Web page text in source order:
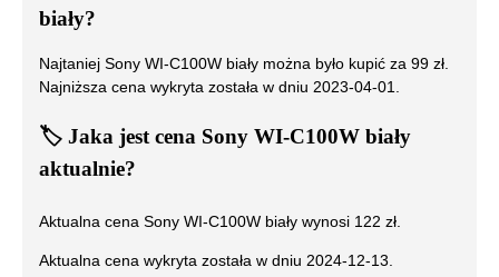
biały?
Najtaniej Sony WI-C100W biały można było kupić za 99 zł.
Najniższa cena wykryta została w dniu 2023-04-01
🏷️ Jaka jest cena Sony WI-C100W biały
aktualnie?
Aktualna cena Sony WI-C100W biały wynosi 122 zł.
Aktualna cena wykryta została w dniu 2024-12-13